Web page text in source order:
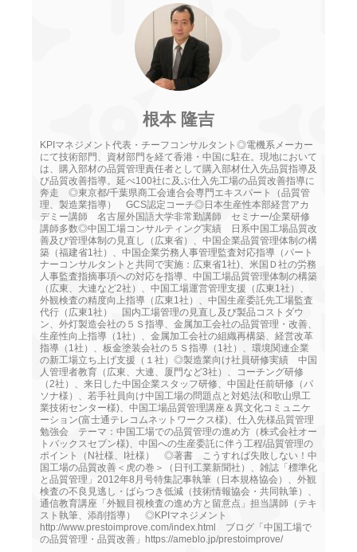
根本 隆吉
KPIマネジメント代表・チーフコンサルタント◎電機系メーカー
にて技術部門、資材部門を経て香港・中国に駐在。現地において
は、購入部材の品質管理責任者として購入部材仕入先品質指導及
び品質改善指導。延べ100社に及ぶ仕入先工場の品質改善指導に
奔走 ◎東京都/千葉県商工会連合会専門エキスパート（品質管
理、製造業指導） GCS認定コーチ◎日本生産性本部経営アカ
デミー講師 名古屋外国語大学非常勤講師 セミナー/企業研修
講師多数◎中国工場コンサルティング実績 日系中国工場品質改
善及び管理体制の見直し（広東省）、中国企業品質管理体制の構
築（福建省1社）、中国企業労務人事管理監査対応指導（パート
ナーコンサルタントと共同で実施：広東省1社)、米国Ｄ社の労務
人事監査指摘事項への対応を指導、中国工場品質管理体制の構築
（広東、大連など2社）、中国工場運営管理支援（広東1社）、
外観検査の精度向上指導（広東1社）、中国生産委託先工場監査
代行（広東1社） 国内工場管理の見直し及び製品コストダウ
ン、外灯製造会社の５Ｓ指導、金属加工会社の品質管理・改善、
生産性向上指導（1社）、金属加工会社の組織再構築、経営改革
指導（1社）、板金塗装会社の５Ｓ指導（1社）、環境関連企業
の新工場立ち上げ支援（１社）◎製造業向け社員研修実績 中国
人管理者教育（広東、大連、厦門など3社）、コーチング研修
（2社）、来日した中国企業スタッフ研修、中国赴任前研修（パ
ソナ様）、若手社員向け中国工場の問題点と対処法(和歌山県工
業技術センター様)、中国工場品質管理講座＆異文化コミュニケ
ーション(富士通テレコムネットワークス様)、仕入先様品質管理
勉強会 テーマ：中国工場での品質管理の進め方（株式会社オー
トバックスセブン様)、中国への生産委託に伴う工程/品質管理の
ポイント（N社様、I社様） ◎著書 こうすれば失敗しない！中
国工場の品質改善＜虎の巻＞（日刊工業新聞社）、雑誌「標準化
と品質管理」2012年8月号特集記事執筆（日本規格協会）、外観
検査の不良見逃し・ばらつき低減（技術情報協会・共同執筆）、
通信教育講座「外観目視検査の進め方と留意点」担当講師（テキ
スト執筆、添削指導） ◎KPIマネジメント
http://www.prestoimprove.com/index.html ブログ「中国工場で
の品質管理・品質改善」https://ameblo.jp/prestoimprove/